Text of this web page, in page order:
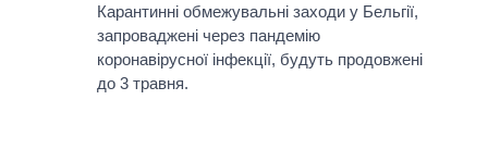
Карантинні обмежувальні заходи у Бельгії,
запроваджені через пандемію
коронавірусної інфекції, будуть продовжені
до 3 травня.